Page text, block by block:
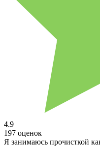
4.9
197 оценок
Я занимаюсь прочисткой